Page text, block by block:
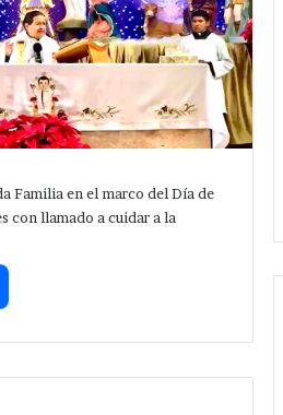
Familia en el marco del Día de
con llamado a cuidar a la